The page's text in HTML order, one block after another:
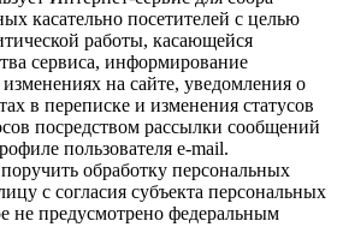
касательно посетителей с целью
работы, касающейся
сервиса, информирование
изменениях на сайте, уведомления о
в переписке и изменения статусов
посредством рассылки сообщений
пользователя e-mail.
обработку персональных
с согласия субъекта персональных
не предусмотрено федеральным